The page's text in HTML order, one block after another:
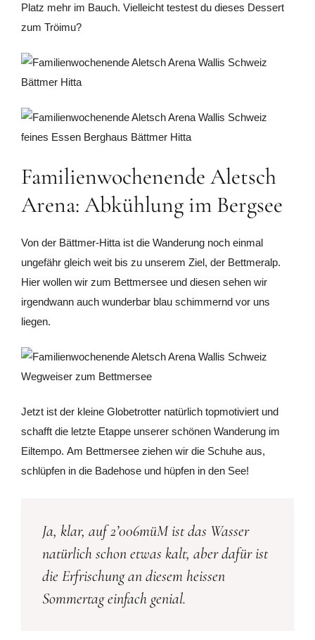
Platz mehr im Bauch. Vielleicht testest du dieses Dessert
zum Tröimu?
Familienwochenende Aletsch
Arena: Abkühlung im Bergsee
Von der Bättmer-Hitta ist die Wanderung noch einmal
ungefähr gleich weit bis zu unserem Ziel, der Bettmeralp.
Hier wollen wir zum Bettmersee und diesen sehen wir
irgendwann auch wunderbar blau schimmernd vor uns
liegen.
Jetzt ist der kleine Globetrotter natürlich topmotiviert und
schafft die letzte Etappe unserer schönen Wanderung im
Eiltempo. Am Bettmersee ziehen wir die Schuhe aus,
schlüpfen in die Badehose und hüpfen in den See!
Ja, klar, auf 2’006müM ist das Wasser
natürlich schon etwas kalt, aber dafür ist
die Erfrischung an diesem heissen
Sommertag einfach genial.